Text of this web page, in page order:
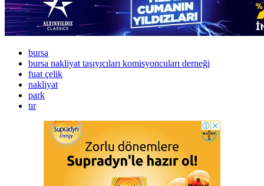
bursa
bursa nakliyat taşıyıcıları komisyoncuları derneği
fuat çelik
nakliyat
park
tır